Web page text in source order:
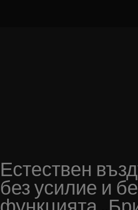
Естествен
без усилие и